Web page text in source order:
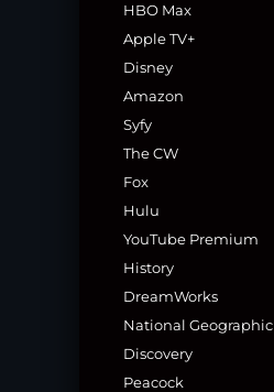
HBO Max
Apple TV+
Disney
Amazon
Syfy
The CW
Fox
Hulu
YouTube Premium
History
DreamWorks
National Geographic
Discovery
Peacock